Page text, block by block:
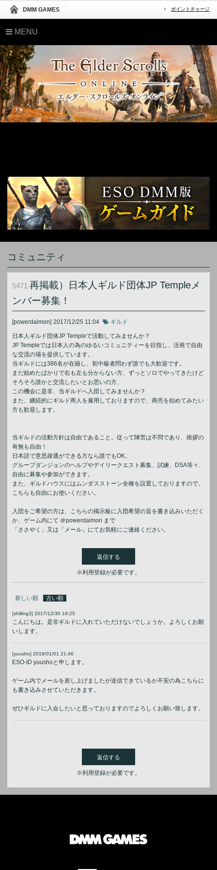
DMM GAMES ポイントチャージ
MENU
コミュニティ
5471.再掲載）日本人ギルド団体JP Templeメ
ンバー募集！
[powerdaimon] 2017/12/25 11:04 ギルド
日本人ギルド団体JP Templeで活動してみませんか？
JP Templeでは日本人の為のゆるいコミュニティーを目指し、活発で自由
な交流の場を提供しています。
当ギルドには386名が在籍し、初中級者問わず誰でも大歓迎です。
まだ始めたばかりで右も左も分からない方、ずっとソロでやってきたけど
そろそろ誰かと交流したいとお思いの方、
この機会に是非、当ギルドへ入団してみませんか？
また、継続的にギルド商人を雇用しておりますので、商売を始めてみたい
方も歓迎します。
当ギルドの活動方針は自由であること。従って陣営は不問であり、挨拶の
有無も自由！
日本語で意思疎通ができる方なら誰でもOK。
グループダンジョンのヘルプやデイリークエスト募集、試練、DSA等々、
自由に募集や参加ができます。
また、ギルドハウスにはムンダスストーン全種を設置しておりますので、
こちらも自由にお使いください。
入団をご希望の方は、こちらの掲示板に入団希望の旨を書き込みいただく
か、ゲーム内にて ＠powerdaimon まで
「ささやく」又は「メール」にてお気軽にご連絡ください。
返信する
※利用登録が必要です。
新しい順 古い順
[shilling3] 2017/12/30 19:25
こんにちは。是非ギルドに入れていただけないでしょうか。よろしくお願
いします。
[yuusho] 2018/01/01 21:46
ESO-ID yuushoと申します。
ゲーム内でメールを差し上げましたが送信できているか不安の為こちらに
も書き込みさせていただきます。
ぜひギルドに入会したいと思っておりますのでよろしくお願い致します。
返信する
※利用登録が必要です。